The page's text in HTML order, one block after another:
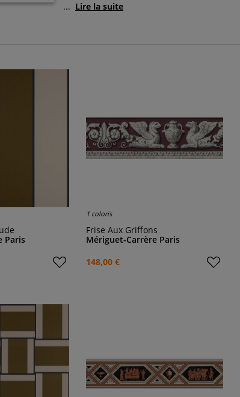
... Lire la suite
Paris
1 coloris
Frise Aux Griffons
Mériguet-Carrère Paris
148,00 €